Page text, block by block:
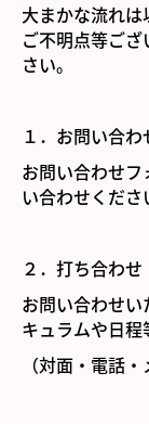
大まかな流れは
ご不明点等ご
さい。
１．お問い合わ
お問い合わせ
い合わせくださ
２．打ち合わせ
お問い合わせ
キュラムや日程
（対面・電話